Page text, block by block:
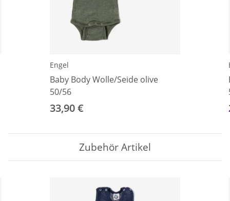
Engel
Baby Body Wolle/Seide olive
50/56
33,90 €
Zubehör Artikel